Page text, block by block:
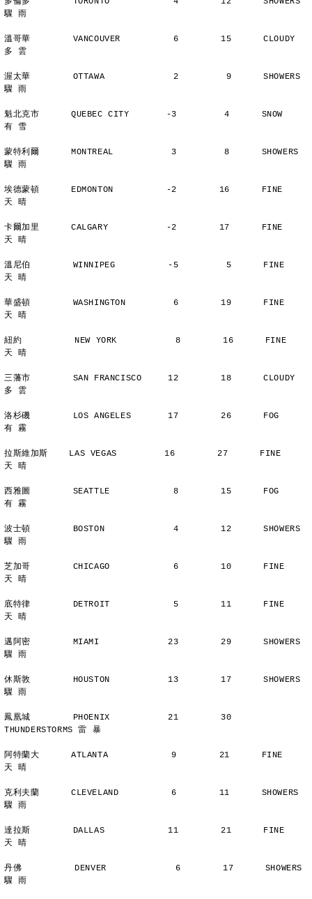
驟 雨
溫哥華        VANCOUVER          6        15      CLOUDY
多 雲
渥太華        OTTAWA             2         9      SHOWERS
驟 雨
魁北克市      QUEBEC CITY       -3         4      SNOW
有 雪
蒙特利爾      MONTREAL           3         8      SHOWERS
驟 雨
埃德蒙頓      EDMONTON          -2        16      FINE
天 晴
卡爾加里      CALGARY           -2        17      FINE
天 晴
溫尼伯        WINNIPEG          -5         5      FINE
天 晴
華盛頓        WASHINGTON         6        19      FINE
天 晴
紐約          NEW YORK           8        16      FINE
天 晴
三藩市        SAN FRANCISCO     12        18      CLOUDY
多 雲
洛杉磯        LOS ANGELES       17        26      FOG
有 霧
拉斯維加斯    LAS VEGAS         16        27      FINE
天 晴
西雅圖        SEATTLE            8        15      FOG
有 霧
波士頓        BOSTON             4        12      SHOWERS
驟 雨
芝加哥        CHICAGO            6        10      FINE
天 晴
底特律        DETROIT            5        11      FINE
天 晴
邁阿密        MIAMI             23        29      SHOWERS
驟 雨
休斯敦        HOUSTON           13        17      SHOWERS
驟 雨
鳳凰城        PHOENIX           21        30
THUNDERSTORMS 雷 暴
阿特蘭大      ATLANTA            9        21      FINE
天 晴
克利夫蘭      CLEVELAND          6        11      SHOWERS
驟 雨
達拉斯        DALLAS            11        21      FINE
天 晴
丹佛          DENVER             6        17      SHOWERS
驟 雨